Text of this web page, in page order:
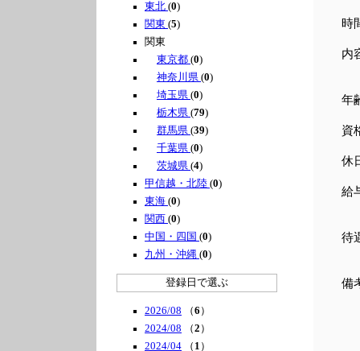
東北 (0)
関東 (5)
関東
東京都 (0)
神奈川県 (0)
埼玉県 (0)
栃木県 (79)
群馬県 (39)
千葉県 (0)
茨城県 (4)
甲信越・北陸 (0)
東海 (0)
関西 (0)
中国・四国 (0)
九州・沖縄 (0)
登録日で選ぶ
2026/08 （6 ）
2024/08 （2 ）
2024/04 （ 1 ）
時
内
年
資
休
給
待
備